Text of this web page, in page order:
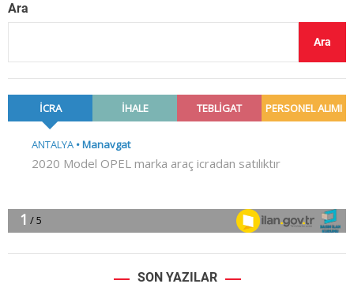
Ara
Ara
SON YAZILAR